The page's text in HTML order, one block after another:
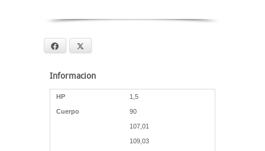
Facebook
Informacion
HP 1,5
Cuerpo 90
107,01
109,03